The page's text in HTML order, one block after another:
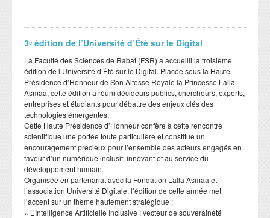
3ᵉ édition de l’Université d’Été sur le Digital
​La Faculté des Sciences de Rabat (FSR) a accueilli la troisième
édition de l’Université d’Été sur le Digital. Placée sous la Haute
Présidence d’Honneur de Son Altesse Royale la Princesse Lalla
Asmaa, cette édition a réuni décideurs publics, chercheurs, experts,
entreprises et étudiants pour débattre des enjeux clés des
technologies émergentes.
​Cette Haute Présidence d’Honneur confère à cette rencontre
scientifique une portée toute particulière et constitue un
encouragement précieux pour l’ensemble des acteurs engagés en
faveur d’un numérique inclusif, innovant et au service du
développement humain.
​Organisée en partenariat avec la Fondation Lalla Asmaa et
l’association Université Digitale, l’édition de cette année met
l’accent sur un thème hautement stratégique :
​« L’Intelligence Artificielle Inclusive : vecteur de souveraineté